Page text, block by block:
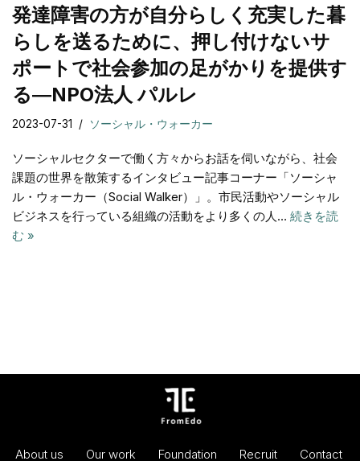
発達障害の方が自分らしく充実した暮
らしを送るために、押し付けないサ
ポートで社会参加の足がかりを提供す
る―NPO法人 パルレ
2023-07-31 ソーシャル・ウォーカー
ソーシャルセクターで働く方々からお話を伺いながら、社会
課題の世界を散策するインタビュー記事コーナー「ソーシャ
ル・ウォーカー（Social Walker）」。市⺠活動やソーシャル
ビジネスを行っている組織の活動をより多くの人… 続きを読
む »
About us Our work Foundation Recruit Contact